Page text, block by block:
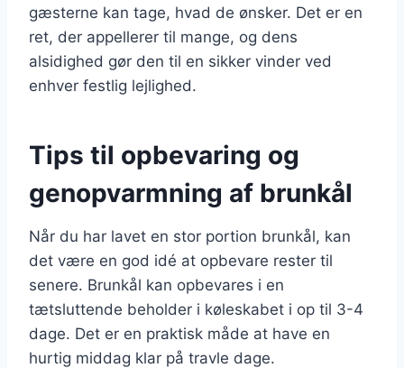
gæsterne kan tage, hvad de ønsker. Det er en
ret, der appellerer til mange, og dens
alsidighed gør den til en sikker vinder ved
enhver festlig lejlighed.
Tips til opbevaring og
genopvarmning af brunkål
Når du har lavet en stor portion brunkål, kan
det være en god idé at opbevare rester til
senere. Brunkål kan opbevares i en
tætsluttende beholder i køleskabet i op til 3-4
dage. Det er en praktisk måde at have en
hurtig middag klar på travle dage.